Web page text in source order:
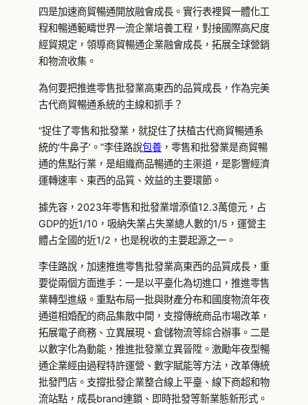
四是加速商貿暢通開放融會成長。實行表裡貿一體化工
程和暢通範疇世界一流企業培養工程，對接國際高尺度
經貿規定，領導商貿暢通企業融會成長，拓展全球營銷
和物流收集。
為何要把推進零售批發業高東西的品質成長，作為完美
古代商貿暢通系統的主線和抓手？
“捉住了零售和批發業，就捉住了扶植古代商貿暢通系
統的‘牛鼻子’。”李佳路說包養 ，零售和批發業是商貿暢
通的焦點行業，是組織商品暢通的主渠道，是影響經濟
運轉速率、東西的品質、效益的主要環節。
據先容，2023年零售和批發業增添值12.3萬億元，占
GDP的近1/10，吸納失業占失業總人數的1/5，運營主
體占全國的近1/2，也是稅收的主要起源之一。
李佳路說，加速推進零售批發業高東西的品質成長，重
要從兩個方面進手：一是以平臺化為切進口，推進零售
業轉型進級。重點布局一批與財產分布和國度物流年夜
通道相婚配的商品集散中間，支撐傳統商品市場改革，
拓展電子商務、立異展現、倉儲物流等綜合辦事。二是
以數字化為動能，推進批發業立異晉陞。激勵年夜型暢
通企業經由過程特許運營、數字賦能等方法，改革傳統
批發門店。支撐批發企業整合線上平臺、線下商超和物
流站點，成長brand連鎖、即時批發等新業態新形式。